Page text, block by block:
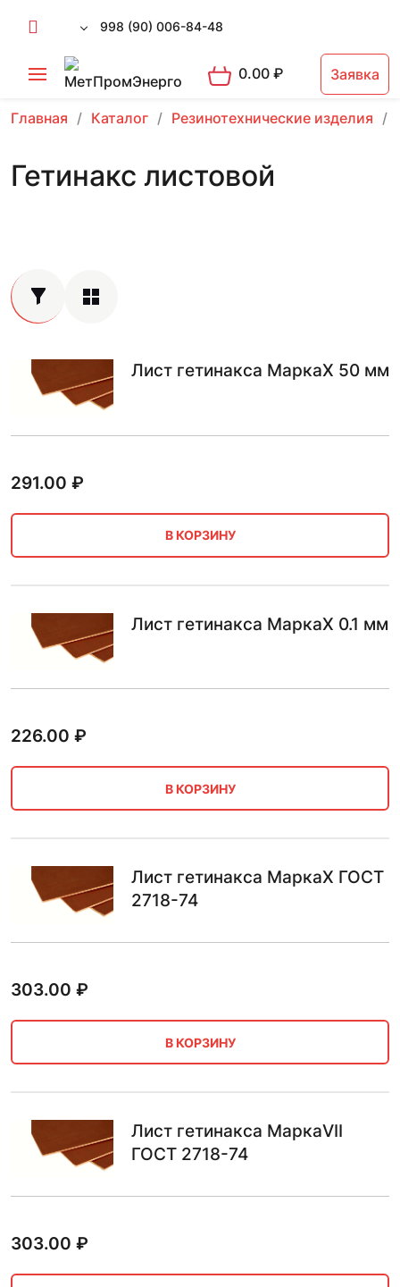
998 (90) 006-84-48
0.00₽ Заявка
Главная Каталог Резинотехнические изделия
Гетинакс листовой
Лист гетинакса МаркаX 50 мм
291.00 ₽
В КОРЗИНУ
Лист гетинакса МаркаX 0.1 мм
226.00 ₽
В КОРЗИНУ
Лист гетинакса МаркаX ГОСТ
2718-74
303.00 ₽
В КОРЗИНУ
Лист гетинакса МаркаVII
ГОСТ 2718-74
303.00 ₽